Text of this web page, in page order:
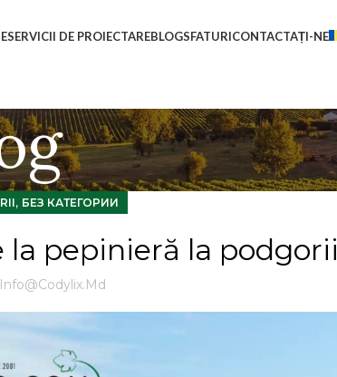
SERVICII DE PROIECTAREBLOGSFATURICONTACTAȚI-NE
, БЕЗ КАТЕГОРИИ
la pepinieră la podgorii
Info@codylix.md